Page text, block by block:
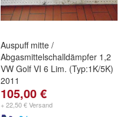
Auspuff mitte /
Abgasmittelschalldämpfer 1,2
VW Golf VI 6 Lim. (Typ:1K/5K)
2011
105,00 €
+ 22,50 € Versand